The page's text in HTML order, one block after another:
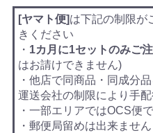
[ヤマト便]は下記の制限が
きください
・ 1カ月に1セットのみご
はお請けできません)
・他店で同商品・同成分
運送会社の制限により手
・一部エリアではOCS便
・郵便局留めは出来ません